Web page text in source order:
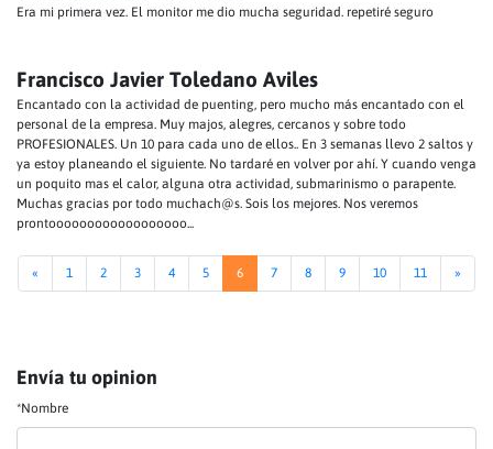
Era mi primera vez. El monitor me dio mucha seguridad. repetiré seguro
Francisco Javier Toledano Aviles
Encantado con la actividad de puenting, pero mucho más encantado con el
personal de la empresa. Muy majos, alegres, cercanos y sobre todo
PROFESIONALES. Un 10 para cada uno de ellos.. En 3 semanas llevo 2 saltos y
ya estoy planeando el siguiente. No tardaré en volver por ahí. Y cuando venga
un poquito mas el calor, alguna otra actividad, submarinismo o parapente.
Muchas gracias por todo muchach@s. Sois los mejores. Nos veremos
prontoooooooooooooooooo...
« 1 2 3 4 5 6 7 8 9 10 11 »
Envía tu opinion
*Nombre